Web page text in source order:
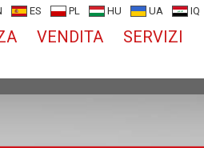
ES PL HU UA IQ
VENDITA SERVIZI